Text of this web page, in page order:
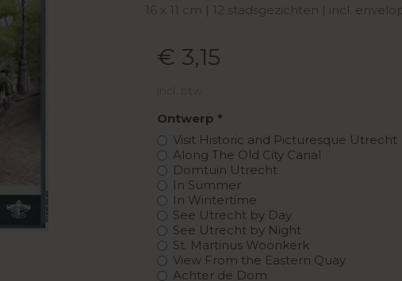
16 x 11 cm | 12 stadsgezichten | incl. envelop
€ 3,15
Ontwerp
Visit Historic and Picturesque Utrecht
Along The Old City Canal
Domtuin Utrecht
In Summer
In Wintertime
See Utrecht by Day
See Utrecht by Night
St. Martinus Woonkerk
View From the Eastern Quay
Achter de Dom